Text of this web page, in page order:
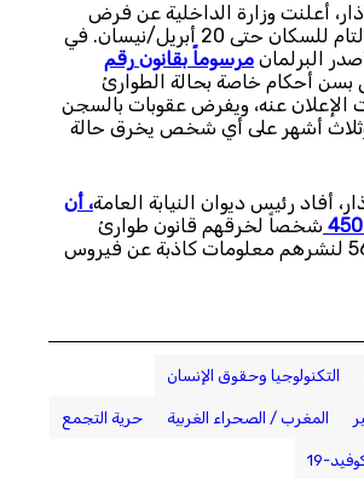
آذار، أعلنت وزارة الداخلية عن فرض
إجراءات العزل التام للسكان حتى 20 أبريل/نيسان. في
مرسوماً بقانون رقم
بسن أحكام خاصة بحالة الطوارئ
الإعلان عنه، ويفرض عقوبات بالسجن
وثلاث أشهر على أي شخص يخرق حالة
، أن
شخصاً لخرقهم قانون طوارئ
الصحة العامة و56 لنشرهم معلومات كاذبة عن فيروس
التكنولوجيا وحقوق الإنسان
المغرب / الصحراء الغربية حرية التجمع
19